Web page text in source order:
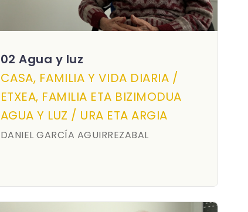
02 Agua y luz
CASA, FAMILIA Y VIDA DIARIA /
ETXEA, FAMILIA ETA BIZIMODUA
AGUA Y LUZ / URA ETA ARGIA
DANIEL GARCÍA AGUIRREZABAL